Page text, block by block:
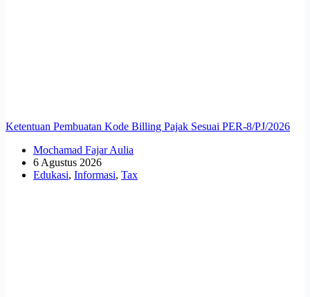
Ketentuan Pembuatan Kode Billing Pajak Sesuai PER-8/PJ/2026
Mochamad Fajar Aulia
6 Agustus 2026
Edukasi, Informasi, Tax